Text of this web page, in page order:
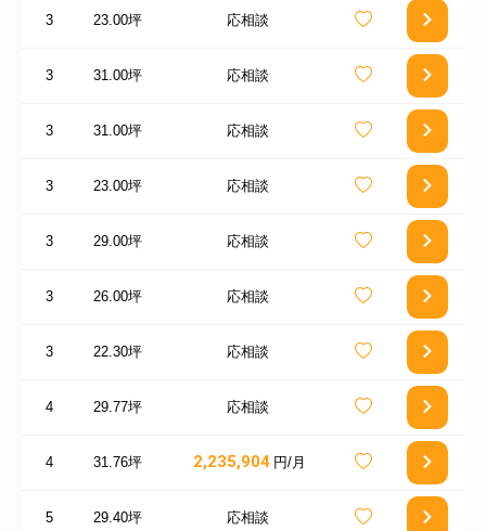
3 23.00坪 応相談
3 31.00坪 応相談
3 31.00坪 応相談
3 23.00坪 応相談
3 29.00坪 応相談
3 26.00坪 応相談
3 22.30坪 応相談
4 29.77坪 応相談
4 31.76坪 2,235,904 円/月
5 29.40坪 応相談